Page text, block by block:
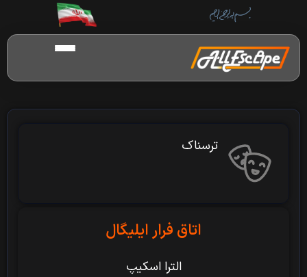
ترسناک
اتاق فرار ایلیگال
الترا اسکیپ